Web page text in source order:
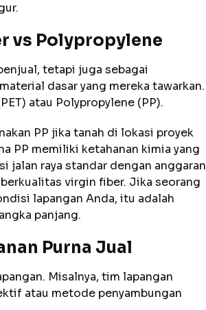
vs Polypropylene
tetapi juga sebagai
dasar yang mereka tawarkan.
atau Polypropylene (PP).
PP jika tanah di lokasi proyek
PP memiliki ketahanan kimia yang
jalan raya standar dengan anggaran
virgin fiber. Jika seorang
lapangan Anda, itu adalah
panjang.
Purna Jual
Misalnya, tim lapangan
atau metode penyambungan